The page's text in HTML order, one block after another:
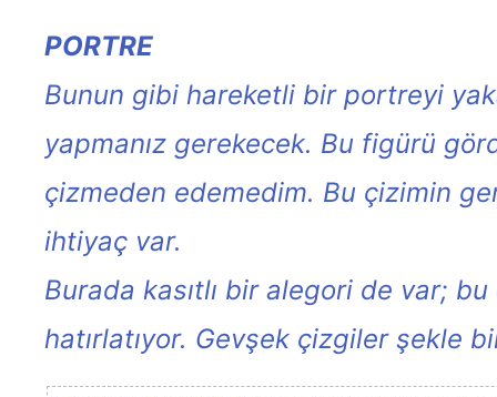
PORTRE
Bunun gibi hareketli bir portreyi
yapmanız gerekecek. Bu figürü
çizmeden edemedim. Bu çizimin
ihtiyaç var.
Burada kasıtlı bir alegori de var;
hatırlatıyor. Gevşek çizgiler şekle